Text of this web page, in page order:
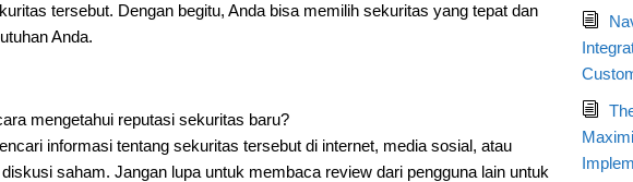
tersebut. Dengan begitu, Anda bisa memilih sekuritas yang tepat dan
Anda.
mengetahui reputasi sekuritas baru?
informasi tentang sekuritas tersebut di internet, media sosial, atau
saham. Jangan lupa untuk membaca review dari pengguna lain untuk